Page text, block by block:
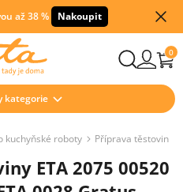
až 38 % Nakoupit
0
kategorie
kuchyňské roboty Příprava těstovin
ETA 2075 00520